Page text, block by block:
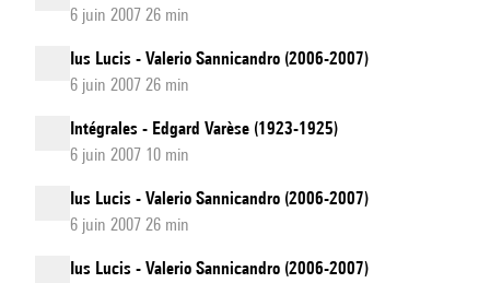
6 juin 2007 26 min
Ius Lucis - Valerio Sannicandro (2006-2007)
6 juin 2007 26 min
Intégrales - Edgard Varèse (1923-1925)
6 juin 2007 10 min
Ius Lucis - Valerio Sannicandro (2006-2007)
6 juin 2007 26 min
Ius Lucis - Valerio Sannicandro (2006-2007)